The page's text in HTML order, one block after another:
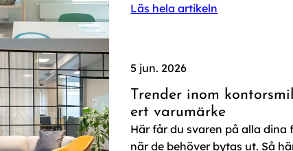
Läs hela artikeln
5 jun. 2026
Trender inom
ert varumärke
Här får du svaren på alla
när de behöver bytas ut. Så